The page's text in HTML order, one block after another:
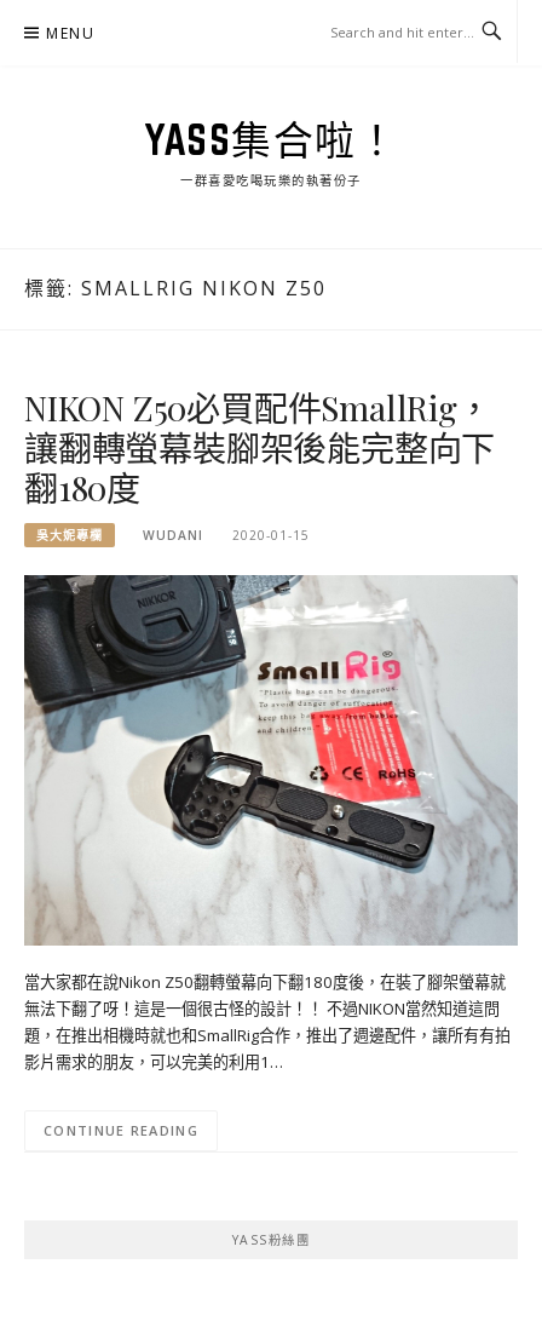
MENU
YASS集合啦！
一群喜愛吃喝玩樂的執著份子
標籤: SMALLRIG NIKON Z50
NIKON Z50必買配件SmallRig，
讓翻轉螢幕裝腳架後能完整向下
翻180度
吳大妮專欄 WUDANI 2020-01-15
當大家都在說Nikon Z50翻轉螢幕向下翻180度後，在裝了腳架螢幕就
無法下翻了呀！這是一個很古怪的設計！！ 不過NIKON當然知道這問
題，在推出相機時就也和SmallRig合作，推出了週邊配件，讓所有有拍
影片需求的朋友，可以完美的利用1…
CONTINUE READING
YASS粉絲團